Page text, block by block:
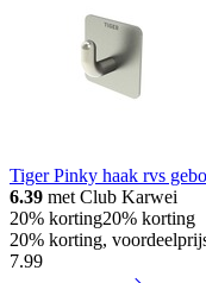
Tiger Pinky haak rvs
6.39 met Club Karwei
20% korting20% korting
20% korting,
7.99